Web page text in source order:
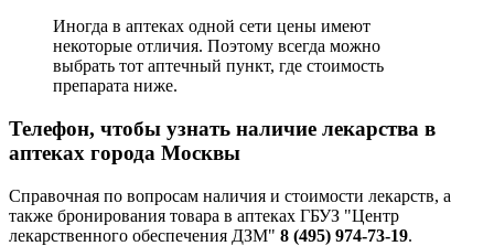
Иногда в аптеках одной сети цены имеют
некоторые отличия. Поэтому всегда можно
выбрать тот аптечный пункт, где стоимость
препарата ниже.
Телефон, чтобы узнать наличие лекарства в
аптеках города Москвы
Справочная по вопросам наличия и стоимости лекарств, а
также бронирования товара в аптеках ГБУЗ "Центр
лекарственного обеспечения ДЗМ" 8 (495) 974-73-19.